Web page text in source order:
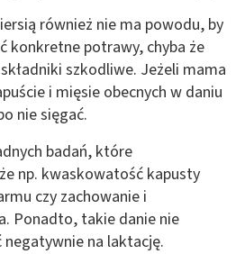
również nie ma powodu, by
konkretne potrawy, chyba że
szkodliwe. Jeżeli mama
i mięsie obecnych w daniu
nie sięgać.
badań, które
np. kwaskowatość kapusty
czy zachowanie i
Ponadto, takie danie nie
na laktację.